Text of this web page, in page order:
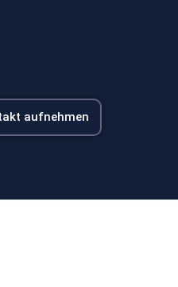
aufnehmen